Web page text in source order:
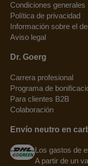
Condiciones generales
Política de privacidad
Información sobre el
Aviso legal
Dr. Goerg
Carrera profesional
Programa de
Para clientes B2B
Colaboración
Envío neutro en
Los gastos de
A partir de un